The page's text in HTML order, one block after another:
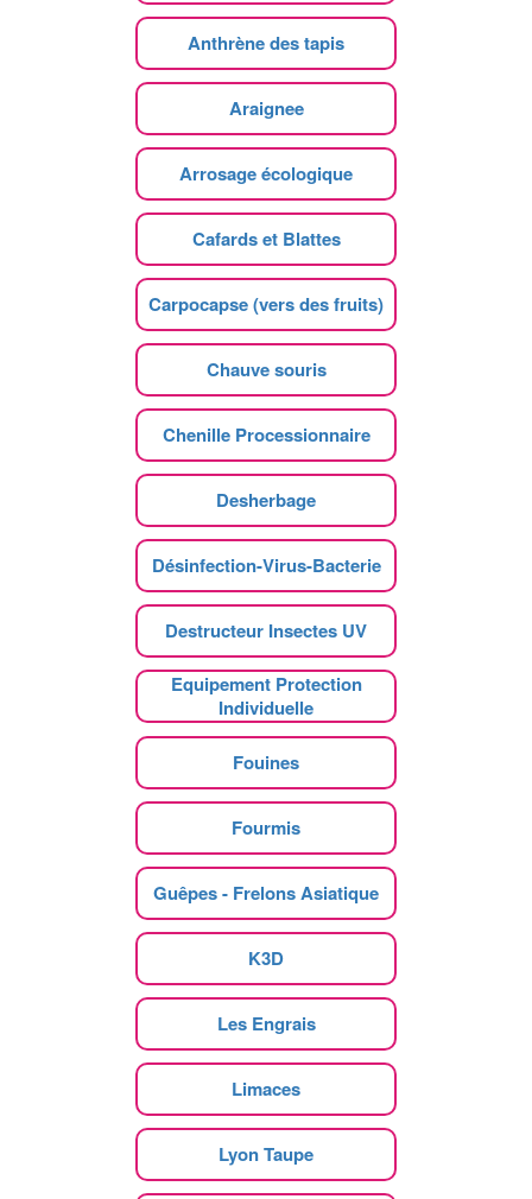
Anthrène des tapis
Araignee
Arrosage écologique
Cafards et Blattes
Carpocapse (vers des fruits)
Chauve souris
Chenille Processionnaire
Desherbage
Désinfection-Virus-Bacterie
Destructeur Insectes UV
Equipement Protection
Individuelle
Fouines
Fourmis
Guêpes - Frelons Asiatique
K3D
Les Engrais
Limaces
Lyon Taupe